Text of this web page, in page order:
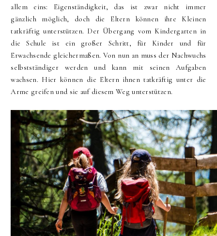
allem eins: Eigenständigkeit, das ist zwar nicht immer
gänzlich möglich, doch die Eltern können ihre Kleinen
tatkräftig unterstützen. Der Übergang vom Kindergarten in
die Schule ist ein großer Schritt, für Kinder und für
Erwachsende gleichermaßen. Von nun an muss der Nachwuchs
selbstständiger werden und kann mit seinen Aufgaben
wachsen. Hier können die Eltern ihnen tatkräftig unter die
Arme greifen und sie auf diesem Weg unterstützen.